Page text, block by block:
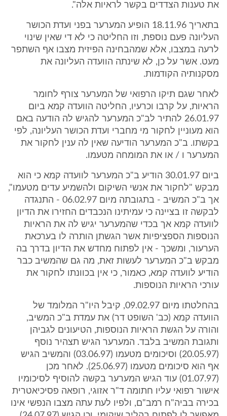
את טענות הצדדים בקשר לראיות אלה".
בתאריך 18.11.96 הופיע המערער בפני ועדת הכושר
העליונה פעם נוספת, וזו החליטה כי לא די שאין שינוי
לרעה במצבו, אלא שמהבחינה הפיזית מצבו אף השתפר
מעט. אשר על כן, לא שינתה הוועדה העליונה את
מסקנותיה הקודמות.
לאחר שגם תיקו הרפואי של המערער צורף לחומר
הראיות, על קרבו וכרעיו, החליטה הוועדה קמא ביום
26.01.97 להתיר לב"כ המערער להגיש לה הודעה באם
הוא מעוניין לחקור מי מחברי ועדת הכושר העליונה, לפי
בקשתו. ב"כ המערער הודיעה שאין לה ענין לחקור את
המערער ו / או את המומחה מטעמו.
ביום 30.01.97 הודיע ב"כ המערער לוועדה קמא כי הוא
מבקש "לחקור את אנשי השיקום ולהשמיע עדים מטעמו",
אך ב"כ המשיב - בתגובתה מיום 06.02.97 - התנגדה
לבקשה זו בציינה כי עמיתינו הנכבדים החזירו את הדיון
לוועדה קמא אך בכדי שהמערער יגיש לה את הראיות
הנוספות הספציפיות אשר הגשתן הותרה לו בערכאת
הערעור, ומשכך - אין לפתוח מחדש את הדיון בדרך בה
מבקש ב"כ המערער לעשות זאת, מה גם שהמשיב כבר
הודיע לוועדה קמא, כאמור, כי אין בכוונתו לחקור את
עורכי הראיות הנוספות.
בהחלטתו מיום 09.02.97, קיבל היו"ר המלומד של
הוועדה קמא (כב' השופט דר) את עמדת ב"כ המשיב,
והורה על הגשת הראיות הנוספות, הטיעונים לגביהן
ותגובת המשיב בלבד. המערער הגיש תצהיר נוסף
(20.05.97) וסיכומים מטעמו (03.06.97) והמשיב הגיש
אף הוא סיכומים מטעמו (25.06.97). לאחר מכן
(01.07.97) עוד הגיש המערער בקשה להוסיף לסיכומיו
אישור רפואי עליו חתומה ד"ר אזוגי, רופאה פסיכיאטרית
בכירה בביה"ח רמב"ם, ולפיו לעת עתה מצבו הנפשי אינו